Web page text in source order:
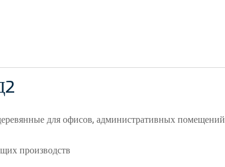
для офисов, административных помещений
производств